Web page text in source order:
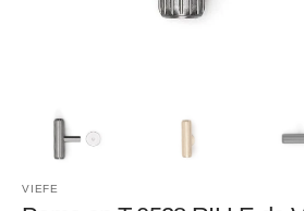
VIEFE